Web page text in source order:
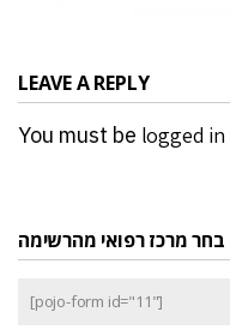
LEAVE A REPLY
You must be logged in
בחר מרכז רפואי מהרשימה
[pojo-form id="11"]